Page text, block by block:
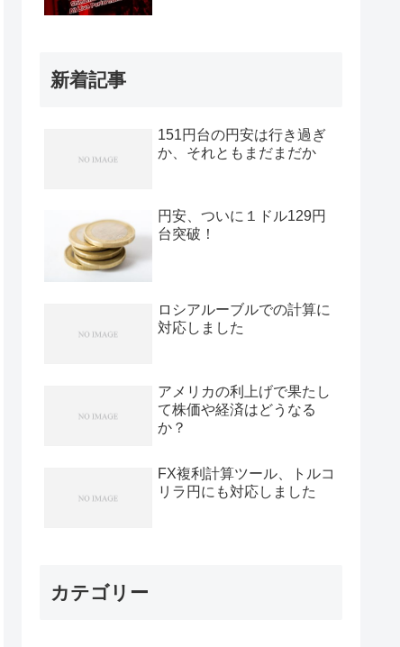
新着記事
151円台の円安は行き過ぎ
か、それともまだまだか
円安、ついに１ドル129円
台突破！
ロシアルーブルでの計算に
対応しました
アメリカの利上げで果たし
て株価や経済はどうなる
か？
FX複利計算ツール、トルコ
リラ円にも対応しました
カテゴリー